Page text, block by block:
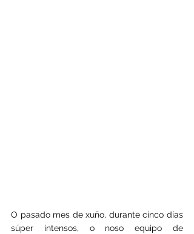
O pasado mes de xuño, durante cinco días
súper intensos, o noso equipo de